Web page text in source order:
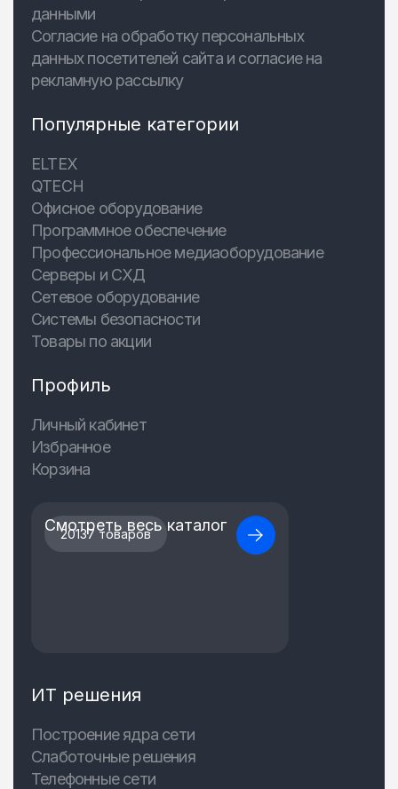
данными
Согласие на обработку персональных
данных посетителей сайта и согласие на
рекламную рассылку
Популярные категории
ELTEX
QTECH
Офисное оборудование
Программное обеспечение
Профессиональное медиаоборудование
Серверы и СХД
Сетевое оборудование
Системы безопасности
Товары по акции
Профиль
Личный кабинет
Избранное
Корзина
20137 товаров
Смотреть весь каталог
ИТ решения
Построение ядра сети
Слаботочные решения
Телефонные сети